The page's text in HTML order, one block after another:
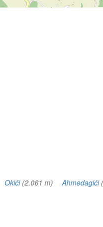
Okići(2.061 m)Ahmedagići